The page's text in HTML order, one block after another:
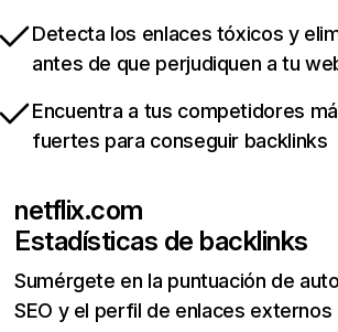
Detecta los enlaces tóxicos y
antes de que perjudiquen a tu
Encuentra a tus competidores
fuertes para conseguir backlinks
netflix.com
Estadísticas de backlinks
Sumérgete en la puntuación de
SEO y el perfil de enlaces externos